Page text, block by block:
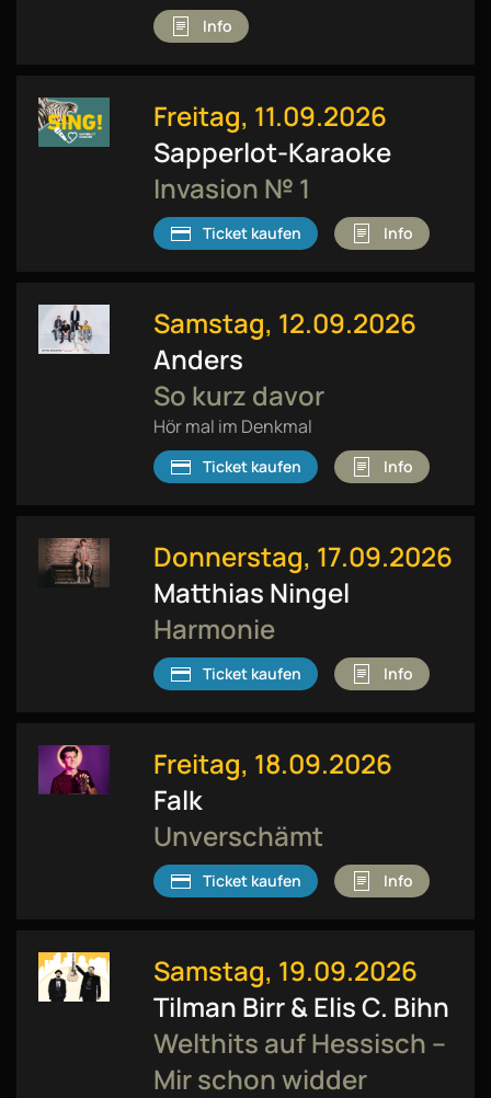
Info
Freitag, 11.09.2026
Sapperlot-Karaoke
Invasion № 1
Ticket kaufen Info
Samstag, 12.09.2026
Anders
So kurz davor
Hör mal im Denkmal
Ticket kaufen Info
Donnerstag, 17.09.2026
Matthias Ningel
Harmonie
Ticket kaufen Info
Freitag, 18.09.2026
Falk
Unverschämt
Ticket kaufen Info
Samstag, 19.09.2026
Tilman Birr & Elis C. Bihn
Welthits auf Hessisch –
Mir schon widder